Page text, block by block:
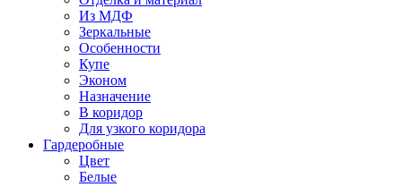
Из МДФ
Зеркальные
Особенности
Купе
Эконом
Назначение
В коридор
Для узкого коридора
Гардеробные
Цвет
Белые